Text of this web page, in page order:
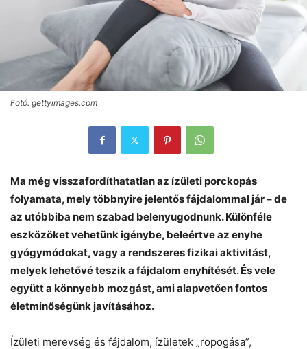
Fotó: gettyimages.com
Ma még visszafordíthatatlan az ízületi porckopás
folyamata, mely többnyire jelentős fájdalommal jár – de
az utóbbiba nem szabad belenyugodnunk. Különféle
eszközöket vehetünk igénybe, beleértve az enyhe
gyógymódokat, vagy a rendszeres fizikai aktivitást,
melyek lehetővé teszik a fájdalom enyhítését. És vele
együtt a könnyebb mozgást, ami alapvetően fontos
életminőségünk javításához.
Ízületi merevség és fájdalom, ízületek „ropogása”,